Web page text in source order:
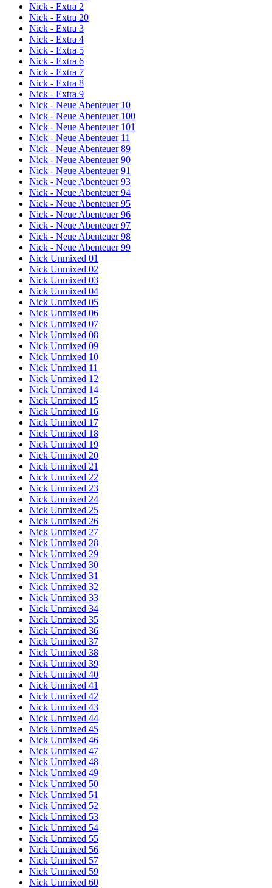
Nick - Extra 2
Nick - Extra 20
Nick - Extra 3
Nick - Extra 4
Nick - Extra 5
Nick - Extra 6
Nick - Extra 7
Nick - Extra 8
Nick - Extra 9
Nick - Neue Abenteuer 10
Nick - Neue Abenteuer 100
Nick - Neue Abenteuer 101
Nick - Neue Abenteuer 11
Nick - Neue Abenteuer 89
Nick - Neue Abenteuer 90
Nick - Neue Abenteuer 91
Nick - Neue Abenteuer 93
Nick - Neue Abenteuer 94
Nick - Neue Abenteuer 95
Nick - Neue Abenteuer 96
Nick - Neue Abenteuer 97
Nick - Neue Abenteuer 98
Nick - Neue Abenteuer 99
Nick Unmixed 01
Nick Unmixed 02
Nick Unmixed 03
Nick Unmixed 04
Nick Unmixed 05
Nick Unmixed 06
Nick Unmixed 07
Nick Unmixed 08
Nick Unmixed 09
Nick Unmixed 10
Nick Unmixed 11
Nick Unmixed 12
Nick Unmixed 14
Nick Unmixed 15
Nick Unmixed 16
Nick Unmixed 17
Nick Unmixed 18
Nick Unmixed 19
Nick Unmixed 20
Nick Unmixed 21
Nick Unmixed 22
Nick Unmixed 23
Nick Unmixed 24
Nick Unmixed 25
Nick Unmixed 26
Nick Unmixed 27
Nick Unmixed 28
Nick Unmixed 29
Nick Unmixed 30
Nick Unmixed 31
Nick Unmixed 32
Nick Unmixed 33
Nick Unmixed 34
Nick Unmixed 35
Nick Unmixed 36
Nick Unmixed 37
Nick Unmixed 38
Nick Unmixed 39
Nick Unmixed 40
Nick Unmixed 41
Nick Unmixed 42
Nick Unmixed 43
Nick Unmixed 44
Nick Unmixed 45
Nick Unmixed 46
Nick Unmixed 47
Nick Unmixed 48
Nick Unmixed 49
Nick Unmixed 50
Nick Unmixed 51
Nick Unmixed 52
Nick Unmixed 53
Nick Unmixed 54
Nick Unmixed 55
Nick Unmixed 56
Nick Unmixed 57
Nick Unmixed 59
Nick Unmixed 60